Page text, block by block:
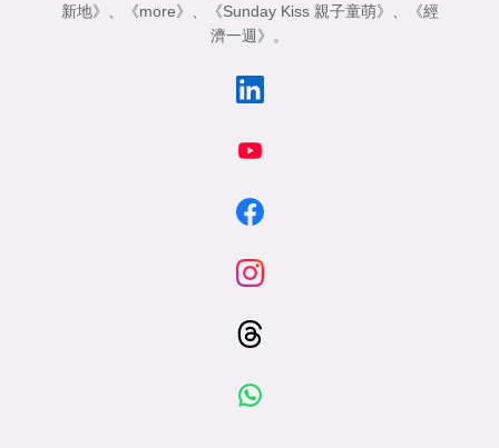
新地》 、 《more》 、 《Sunday Kiss 親子童萌》 、
《經
濟一週》 。